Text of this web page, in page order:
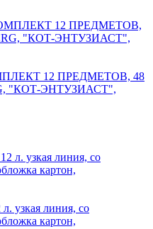
12 ПРЕДМЕТОВ, 48
"КОТ-ЭНТУЗИАСТ",
узкая линия, со
картон,